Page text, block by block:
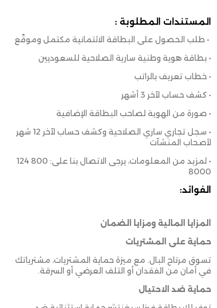
المستندات المطلوبة :
• طلب الحصول على البطاقة الائتمانية مكتمل وموقّع
• بطاقة هوية وطنية سارية الصلاحية للسعوديين
• خطاب تعريف بالراتب
• كشف حساب لآخر 3 أشهر
• صورة من الهوية لصاحب البطاقة الإضافية
• سجل تجاري ساري الصلاحية وكشف حساب لآخر 12 شهر
لأصحاب المنشآت
• لمزيد من المعلومات، يرجى الاتصال بنا على: 800 124
8000
الفوائد:
المزايا المالية ومزايا الضمان
حماية على المشتريات
تسوق مرتاح البال. مع ميزة حماية المشتريات، مشترياتك
في أمان من الفقدان أو التلف العرضي أو السرقة.
حماية ضد الاحتيال